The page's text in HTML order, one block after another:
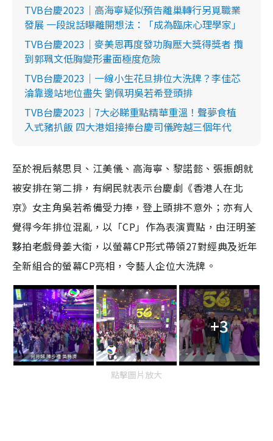
TVB台慶2023｜高海寧疑似預告離巢轉行另覓職業
發展 一段說話曝離開想法：「成為臨床心理學家」
TVB台慶2023｜麥美恩再度發功胸壓大獎得獎者 攬
到郭珮文低胸變形畫面極度危險
TVB台慶2023｜一線小生花旦排位大洗牌？李佳芯
淪靠邊站地位盡失 劉佩玥吳若希登頭排
TVB台慶2023｜7大必睇重點精華重溫！聲夢食植
入式豬扒飯 四大港姐接捧台慶司儀跨越三個年代
至於視后蔡思貝、江美儀、高海寧、黎諾懿、張振朗就
被安排在第二排，有網民就表示台慶劇《香港人在北
京》女主角吳若希備受力捧，登上頭排不意外；亦有人
覺得今年排位混亂，以「CP」作為表演賣點，由汪明荃
夥拍老戲骨姜大衞，以螢幕CP形式帶領27對經典及近年
全新組合的螢幕CP亮相，令藝人企位大洗牌。
+3
點擊圖片放大